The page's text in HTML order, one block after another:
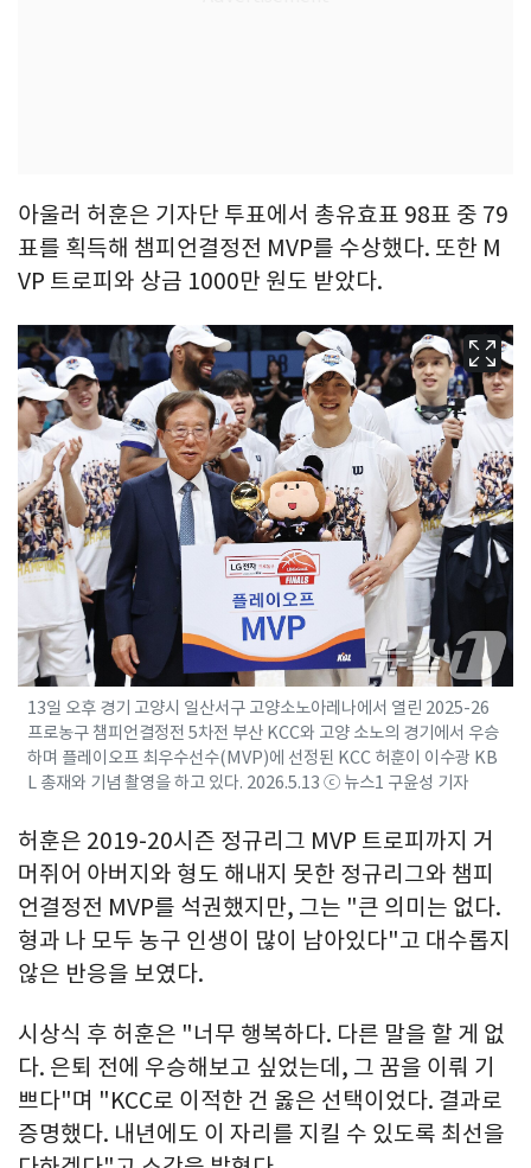
아울러 허훈은 기자단 투표에서 총유효표 98표 중 79
표를 획득해 챔피언결정전 MVP를 수상했다. 또한 M
VP 트로피와 상금 1000만 원도 받았다.
13일 오후 경기 고양시 일산서구 고양소노아레나에서 열린 2025-26
프로농구 챔피언결정전 5차전 부산 KCC와 고양 소노의 경기에서 우승
하며 플레이오프 최우수선수(MVP)에 선정된 KCC 허훈이 이수광 KB
L 총재와 기념 촬영을 하고 있다. 2026.5.13 ⓒ 뉴스1 구윤성 기자
허훈은 2019-20시즌 정규리그 MVP 트로피까지 거
머쥐어 아버지와 형도 해내지 못한 정규리그와 챔피
언결정전 MVP를 석권했지만, 그는 "큰 의미는 없다.
형과 나 모두 농구 인생이 많이 남아있다"고 대수롭지
않은 반응을 보였다.
시상식 후 허훈은 "너무 행복하다. 다른 말을 할 게 없
다. 은퇴 전에 우승해보고 싶었는데, 그 꿈을 이뤄 기
쁘다"며 "KCC로 이적한 건 옳은 선택이었다. 결과로
증명했다. 내년에도 이 자리를 지킬 수 있도록 최선을